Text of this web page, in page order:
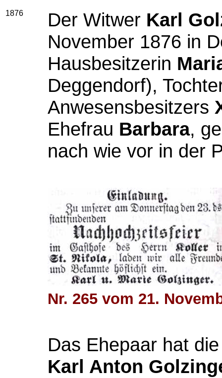
1876 Der Witwer Karl
November 1876 in
Hausbesitzerin
Deggendorf),
Anwesensbesitzers
Ehefrau Barbara,
nach wie vor in der
Nr. 265 vom 21.
Das Ehepaar hat
Karl Anton